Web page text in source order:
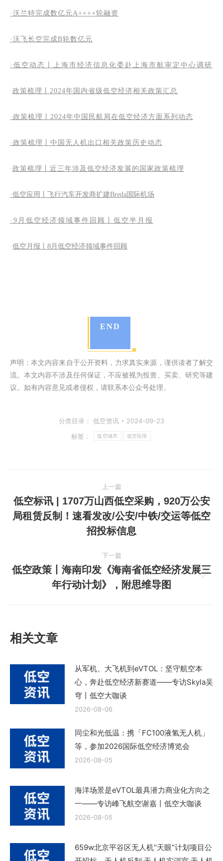
·沃兰特完成数亿元A++++轮融资
·沃飞长空完成B轮数亿元
·低空动态丨上海市经济信息化委赴上海市航审定中心调研
·政策梳理丨2024年国内省级低空经济相关政策汇总
·政策梳理丨2024年中国民航局在低空经济方面系列动态
· 政策梳理丨中国无人机出口相关政策历史动态
·政策梳理丨近三年涉及低空经济发展的国家政策梳理
·低空应用丨飞行汽车开发商扩建Breda国际机场
·9月低空经济领域事件回顾丨低空半月报
·低空月报丨8月低空经济领域事件回顾
END
声明：本文内容来自于公开资料，力求真实来源，谨供读者了解交
流。本文内容不涉及任何保证，不应被视为投资、买卖、研究等建
议。如有内容意见或者侵权，请联系本公众号处理。
分类目录： 低空资讯
2024-09-23
标签：
低空城市 低空应用
章
导
上一篇
上
一
文
章：
低空标讯 | 1707万山西低空采购，920万公安
局租赁反制！速看发改/公安/中铁/交运等低空
招投标信息
下一篇
下
一
低空政策丨海南印发《海南省低空经济发展三
年行动计划》，附思维导图
相关文章
从军机、大飞机到eVTOL：坚守航空本
心，奔赴低空经济新赛道——专访Skyla吴
穹丨低空大咖谈
2026-08-06
同尘和光低温：携「FC100液氢无人机」
等，参加2026国际低空经济博览会
2026-08-05
海洋场景是eVTOL最具潜力商业化方向之
一——专访峰飞航空谢嘉丨低空大咖谈
2026-08-05
659w北京平谷区无人机“天眼”计划项目公